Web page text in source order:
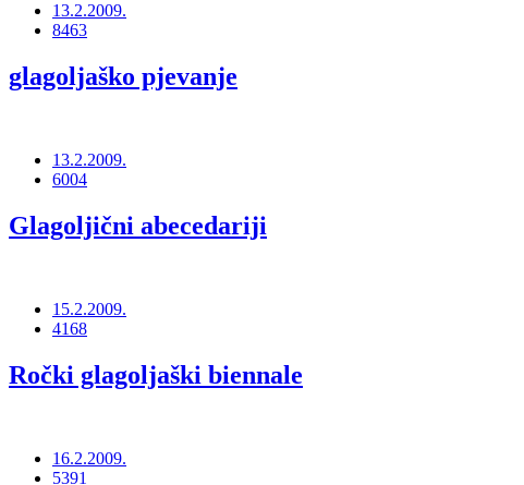
13.2.2009.
8463
glagoljaško pjevanje
13.2.2009.
6004
Glagoljični abecedariji
15.2.2009.
4168
Ročki glagoljaški biennale
16.2.2009.
5391